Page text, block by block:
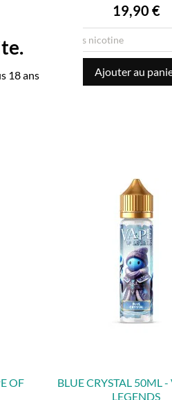
18 ans
Prix
19,90 €
Ajouter au
OF
BLUE CRYSTAL 50ML -
LEGENDS